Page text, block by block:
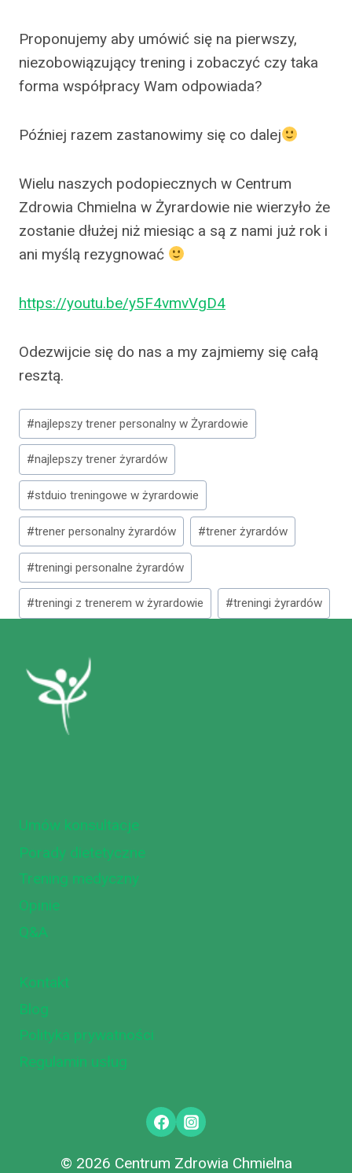
Proponujemy aby umówić się na pierwszy,
niezobowiązujący trening i zobaczyć czy taka
forma współpracy Wam odpowiada?
Później razem zastanowimy się co dalej
Wielu naszych podopiecznych w Centrum
Zdrowia Chmielna w Żyrardowie nie wierzyło że
zostanie dłużej niż miesiąc a są z nami już rok i
ani myślą rezygnować
https://youtu.be/y5F4vmvVgD4
Odezwijcie się do nas a my zajmiemy się całą
resztą.
Tagi
wpisu:
#najlepszy trener personalny w Żyrardowie
#najlepszy trener żyrardów
#stduio treningowe w żyrardowie
#trener personalny żyrardów #trener żyrardów
#treningi personalne żyrardów
#treningi z trenerem w żyrardowie #treningi żyrardów
Umów konsultacje
Porady dietetyczne
Trening medyczny
Opinie
Q&A
Kontakt
Blog
Polityka prywatności
Regulamin usług
© 2026 Centrum Zdrowia Chmielna